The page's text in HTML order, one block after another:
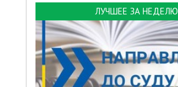
ЛУЧШЕЕ ЗА НЕДЕЛЮ